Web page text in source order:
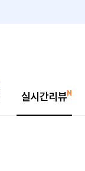
실시간리뷰